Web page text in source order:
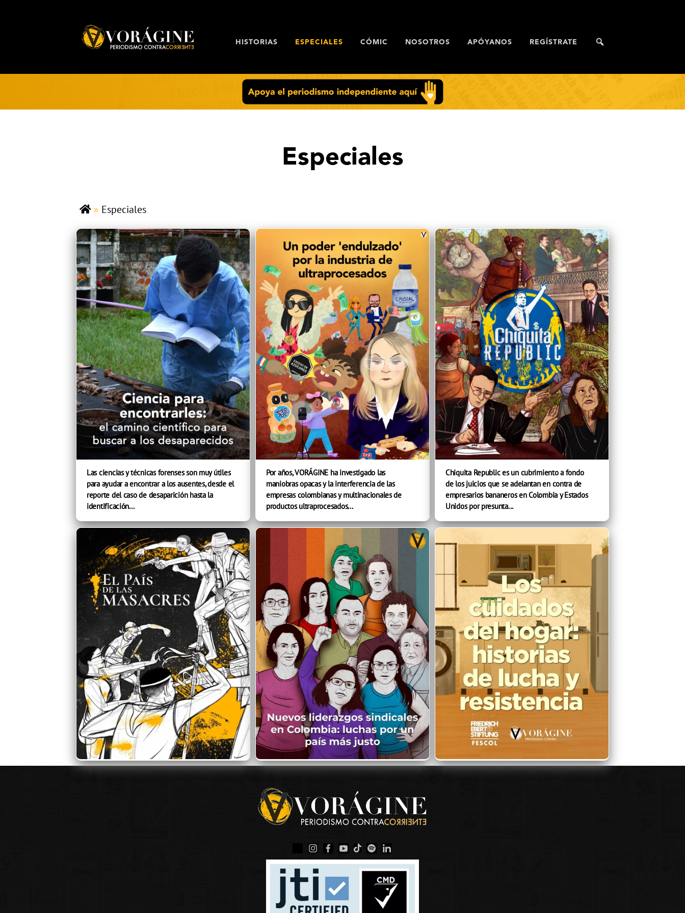
HISTORIAS ESPECIALES CÓMIC NOSOTROS APÓYANOS REGÍSTRATE
Especiales
» Especiales
Las ciencias y técnicas forenses son muy útiles
para ayudar a encontrar a los ausentes, desde el
reporte del caso de desaparición hasta la
identificación...
Por años, VORÁGINE ha investigado las
maniobras opacas y la interferencia de las
empresas colombianas y multinacionales de
productos ultraprocesados...
Chiquita Republic es un cubrimiento a fondo
de los juicios que se adelantan en contra de
empresarios bananeros en Colombia y Estados
Unidos por presunta...